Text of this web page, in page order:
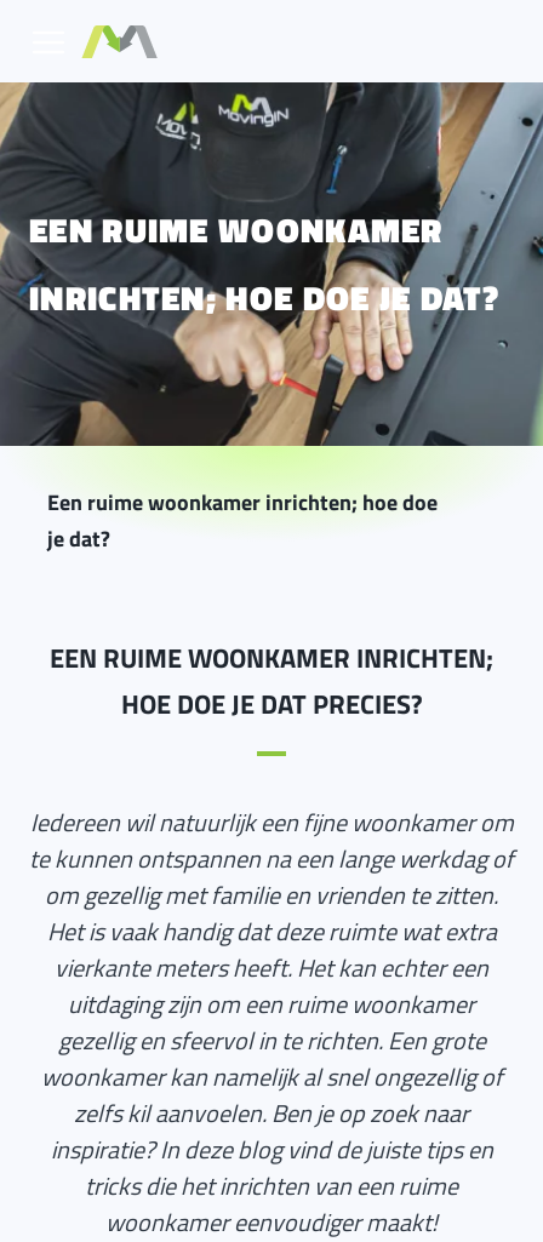
EEN RUIME WOONKAMER
INRICHTEN; HOE DOE JE DAT?
Een ruime woonkamer inrichten; hoe doe
je dat?
EEN RUIME WOONKAMER INRICHTEN;
HOE DOE JE DAT PRECIES?
Iedereen wil natuurlijk een fijne woonkamer om
te kunnen ontspannen na een lange werkdag of
om gezellig met familie en vrienden te zitten.
Het is vaak handig dat deze ruimte wat extra
vierkante meters heeft. Het kan echter een
uitdaging zijn om een ruime woonkamer
gezellig en sfeervol in te richten. Een grote
woonkamer kan namelijk al snel ongezellig of
zelfs kil aanvoelen. Ben je op zoek naar
inspiratie? In deze blog vind de juiste tips en
tricks die het inrichten van een ruime
woonkamer eenvoudiger maakt!